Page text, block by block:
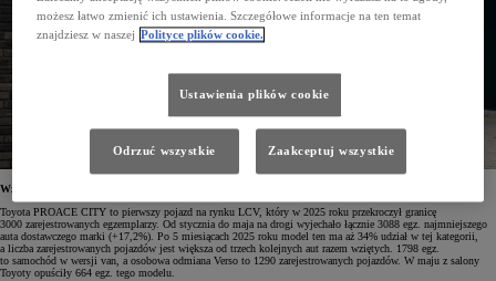
Wzrosty rejestracji samochodów z gamy PROACE
Toyota PROACE CITY to pierwszy pojazd na rynku LCV, który w 2025 roku przekroczył granicę
3000 zarejestrowanych egzemplarzy. Od stycznia do maja na drogi wyjechało łącznie 3088 egz. najmniejszego
auta dostawczego marki (+17,2%). Po 5 miesiącach 2025 roku model ten ma aż 34% udział w tej kategorii,
a liczba zarejestrowanych pojazdów jest większa od trzech kolejnych aut razem wziętych. 1798 egz.
to samochód w wersji van, a osobowa odmiana Verso to 1290 zarejestrowanych pojazdów. W maju z salony
Toyoty opuściły 664 egz. tego modelu.
możesz łatwo zmienić ich ustawienia. Szczegółowe informacje na ten temat
znajdziesz w naszej Polityce plików cookie.
Ustawienia plików cookie
Odrzuć wszystkie Zaakceptuj wszystkie